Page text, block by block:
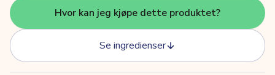
Hvor kan jeg kjøpe dette produktet?
Se ingredienser